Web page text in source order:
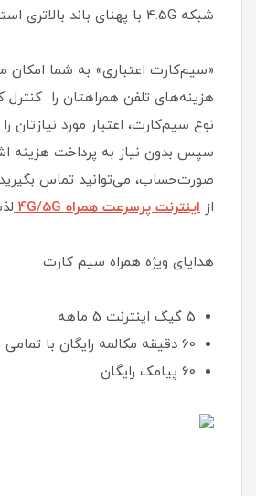
شبکه 4.5G با پهنای باند بالاتری استفاده نمایید .
«سیم‌کارت اعتباری» به شما امکان
هزینه‌های تلفن همراهتان را کنترل
نوع سیم‌کارت، اعتبار مورد نیازتان
سپس بدون نیاز به پرداخت هزینه
صورت‌حساب، می‌توانید تماس
از اینترنت پرسرعت همراه 4G/5G
هدایای ویژه همراه سیم کارت :
5 گیگ اینترنت 5 ماهه
60 دقیقه مکالمه رایگان با تمامی خطوط
60 پیامک رایگان